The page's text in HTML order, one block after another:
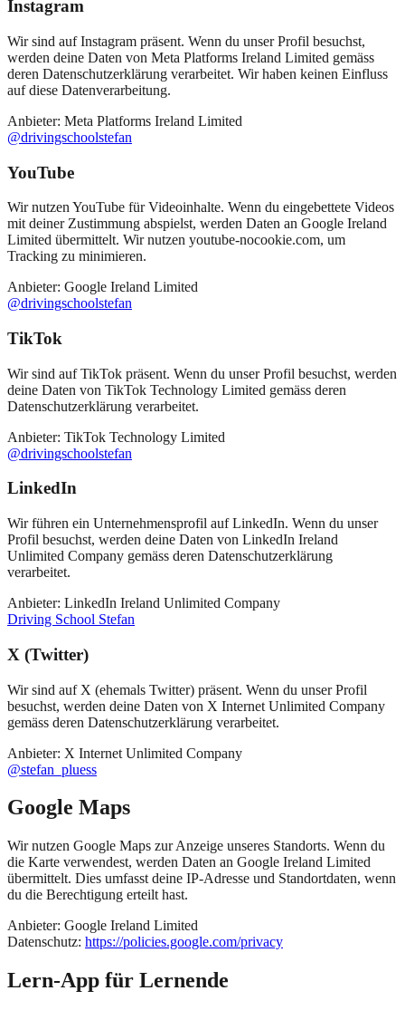
Instagram
Wir sind auf Instagram präsent. Wenn du unser Profil besuchst,
werden deine Daten von Meta Platforms Ireland Limited gemäss
deren Datenschutzerklärung verarbeitet. Wir haben keinen Einfluss
auf diese Datenverarbeitung.
Anbieter: Meta Platforms Ireland Limited
@drivingschoolstefan
YouTube
Wir nutzen YouTube für Videoinhalte. Wenn du eingebettete Videos
mit deiner Zustimmung abspielst, werden Daten an Google Ireland
Limited übermittelt. Wir nutzen youtube-nocookie.com, um
Tracking zu minimieren.
Anbieter: Google Ireland Limited
@drivingschoolstefan
TikTok
Wir sind auf TikTok präsent. Wenn du unser Profil besuchst, werden
deine Daten von TikTok Technology Limited gemäss deren
Datenschutzerklärung verarbeitet.
Anbieter: TikTok Technology Limited
@drivingschoolstefan
LinkedIn
Wir führen ein Unternehmensprofil auf LinkedIn. Wenn du unser
Profil besuchst, werden deine Daten von LinkedIn Ireland
Unlimited Company gemäss deren Datenschutzerklärung
verarbeitet.
Anbieter: LinkedIn Ireland Unlimited Company
Driving School Stefan
X (Twitter)
Wir sind auf X (ehemals Twitter) präsent. Wenn du unser Profil
besuchst, werden deine Daten von X Internet Unlimited Company
gemäss deren Datenschutzerklärung verarbeitet.
Anbieter: X Internet Unlimited Company
@stefan_pluess
Google Maps
Wir nutzen Google Maps zur Anzeige unseres Standorts. Wenn du
die Karte verwendest, werden Daten an Google Ireland Limited
übermittelt. Dies umfasst deine IP-Adresse und Standortdaten, wenn
du die Berechtigung erteilt hast.
Anbieter: Google Ireland Limited
Datenschutz: https://policies.google.com/privacy
Lern-App für Lernende